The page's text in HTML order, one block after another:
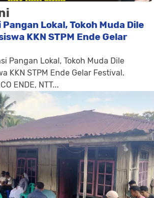
Lokal, Tokoh Muda Dile
KKN STPM Ende Gelar
Pangan Lokal, Tokoh Muda Dile
KKN STPM Ende Gelar Festival.
ENDE, NTT...